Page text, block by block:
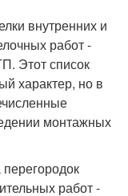
внутренних и
работ -
Этот список
характер, но в
монтажных
работ -